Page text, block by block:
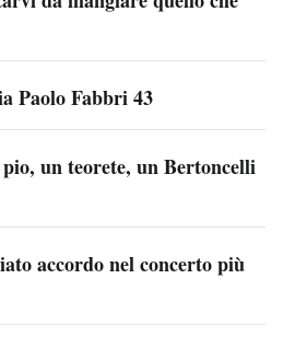
Paolo Fabbri 43
un teorete, un Bertoncelli
accordo nel concerto più